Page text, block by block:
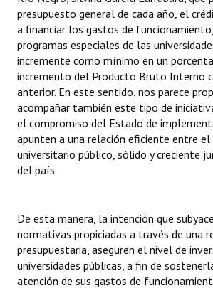
presupuesto general de cada año, el
a financiar los gastos de
programas especiales de las
incremente como mínimo en un
incremento del Producto Bruto Interno
anterior. En este sentido, nos parece
acompañar también este tipo de
el compromiso del Estado de
apunten a una relación eficiente entre
universitario público, sólido y creciente
del país.
De esta manera, la intención que
normativas propiciadas a través de una
presupuestaria, aseguren el nivel de
universidades públicas, a fin de
atención de sus gastos de